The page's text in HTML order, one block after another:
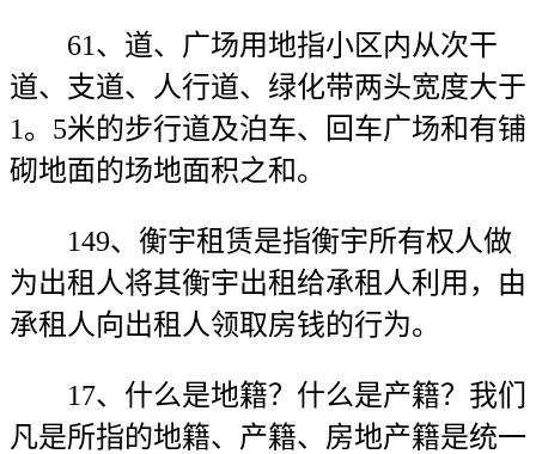
61、道、广场用地指小区内从次干
道、支道、人行道、绿化带两头宽度大于
1。5米的步行道及泊车、回车广场和有铺
砌地面的场地面积之和。
149、衡宇租赁是指衡宇所有权人做
为出租人将其衡宇出租给承租人利用，由
承租人向出租人领取房钱的行为。
17、什么是地籍？什么是产籍？我们
凡是所指的地籍、产籍、房地产籍是统一